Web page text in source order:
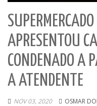
APRESENTOU
CONDENADO A
A ATENDENTE
NOV 03, 2020 OSMAR